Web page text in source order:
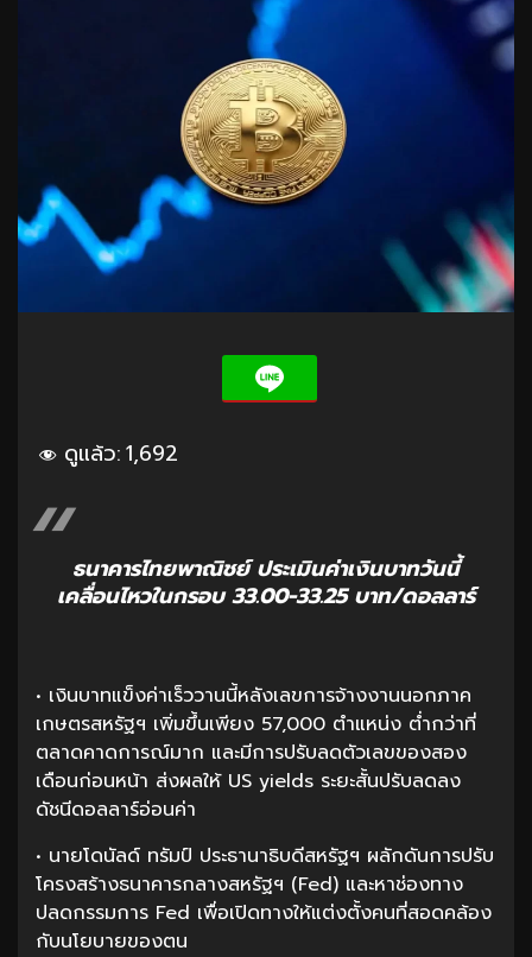
ดูแล้ว:1,692
ธนาคารไทยพาณิชย์ ประเมินค่าเงินบาทวันนี้
เคลื่อนไหวในกรอบ 33.00-33.25 บาท/ดอลลาร์
• เงินบาทแข็งค่าเร็ววานนี้หลังเลขการจ้างงานนอกภาค
เกษตรสหรัฐฯ เพิ่มขึ้นเพียง 57,000 ตำแหน่ง ต่ำกว่าที่
ตลาดคาดการณ์มาก และมีการปรับลดตัวเลขของสอง
เดือนก่อนหน้า ส่งผลให้ US yields ระยะสั้นปรับลดลง
ดัชนีดอลลาร์อ่อนค่า
• นายโดนัลด์ ทรัมป์ ประธานาธิบดีสหรัฐฯ ผลักดันการปรับ
โครงสร้างธนาคารกลางสหรัฐฯ (Fed) และหาช่องทาง
ปลดกรรมการ Fed เพื่อเปิดทางให้แต่งตั้งคนที่สอดคล้อง
กับนโยบายของตน